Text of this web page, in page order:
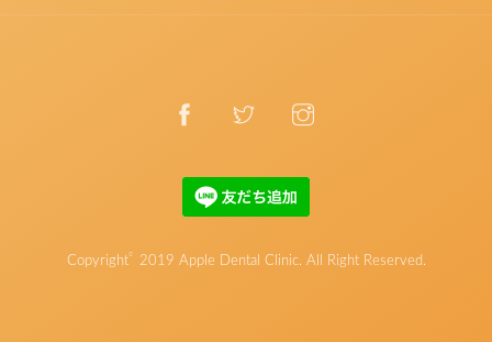
Copyright
©
2019 Apple Dental Clinic. All Right Reserved.